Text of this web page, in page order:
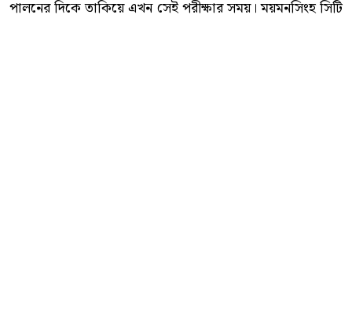
পালনের দিকে তাকিয়ে এখন সেই পরীক্ষার সময়। ময়মনসিংহ সিটি